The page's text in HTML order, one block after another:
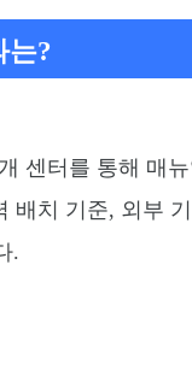
는?
센터를 통해 매
배치 기준, 외부
.